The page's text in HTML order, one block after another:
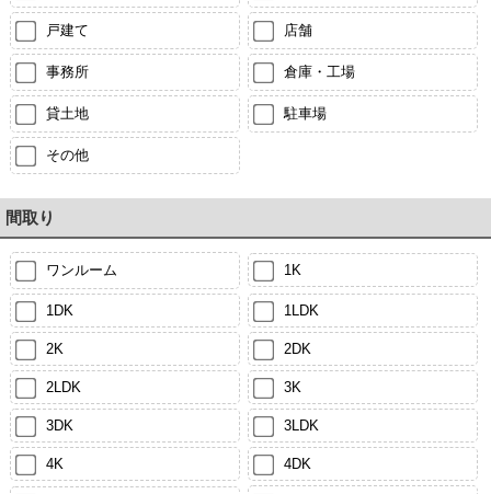
戸建て 店舗
事務所 倉庫・工場
貸土地 駐車場
その他
間取り
ワンルーム 1K
1DK 1LDK
2K 2DK
2LDK 3K
3DK 3LDK
4K 4DK